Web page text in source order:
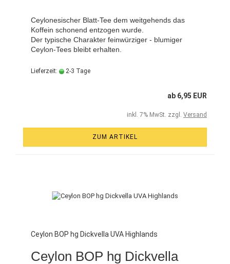
Ceylonesischer Blatt-Tee dem weitgehends das
Koffein schonend entzogen wurde.
Der typische Charakter feinwürziger - blumiger
Ceylon-Tees bleibt erhalten.
Lieferzeit: 2-3 Tage
ab 6,95 EUR
inkl. 7% MwSt. zzgl. Versand
ZUM ARTIKEL
Ceylon BOP hg Dickvella UVA Highlands
Ceylon BOP hg Dickvella